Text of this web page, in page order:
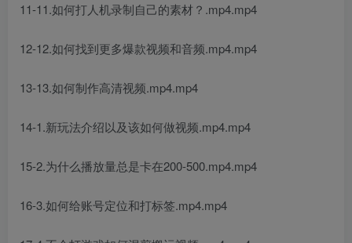
11-11.如何打人机录制自己的素材？.mp4.mp4
12-12.如何找到更多爆款视频和音频.mp4.mp4
13-13.如何制作高清视频.mp4.mp4
14-1.新玩法介绍以及该如何做视频.mp4.mp4
15-2.为什么播放量总是卡在200-500.mp4.mp4
16-3.如何给账号定位和打标签.mp4.mp4